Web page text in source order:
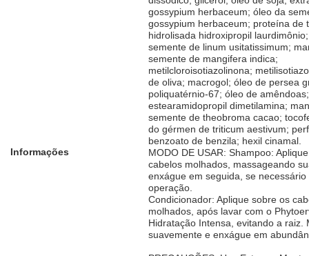
gossypium herbaceum; óleo da
gossypium herbaceum; proteína de
hidrolisada hidroxipropil
semente de linum usitatissimum;
semente de mangifera indica;
metilcloroisotiazolinona;
de oliva; macrogol; óleo de persea
poliquatérnio-67; óleo de amêndoas;
estearamidopropil dimetilamina;
semente de theobroma cacao;
do gérmen de triticum aestivum;
benzoato de benzila; hexil cinamal.
Informações
MODO DE USAR: Shampoo:
cabelos molhados, massageando
enxágue em seguida, se necessário
operação.
Condicionador: Aplique sobre os
molhados, após lavar com o
Hidratação Intensa, evitando a raiz.
suavemente e enxágue em